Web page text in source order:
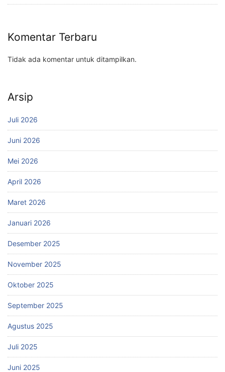
Komentar Terbaru
Tidak ada komentar untuk ditampilkan.
Arsip
Juli 2026
Juni 2026
Mei 2026
April 2026
Maret 2026
Januari 2026
Desember 2025
November 2025
Oktober 2025
September 2025
Agustus 2025
Juli 2025
Juni 2025